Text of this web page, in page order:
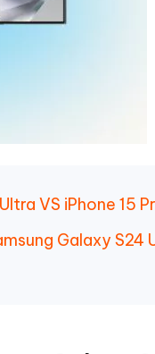
VS iPhone 15
Galaxy S24